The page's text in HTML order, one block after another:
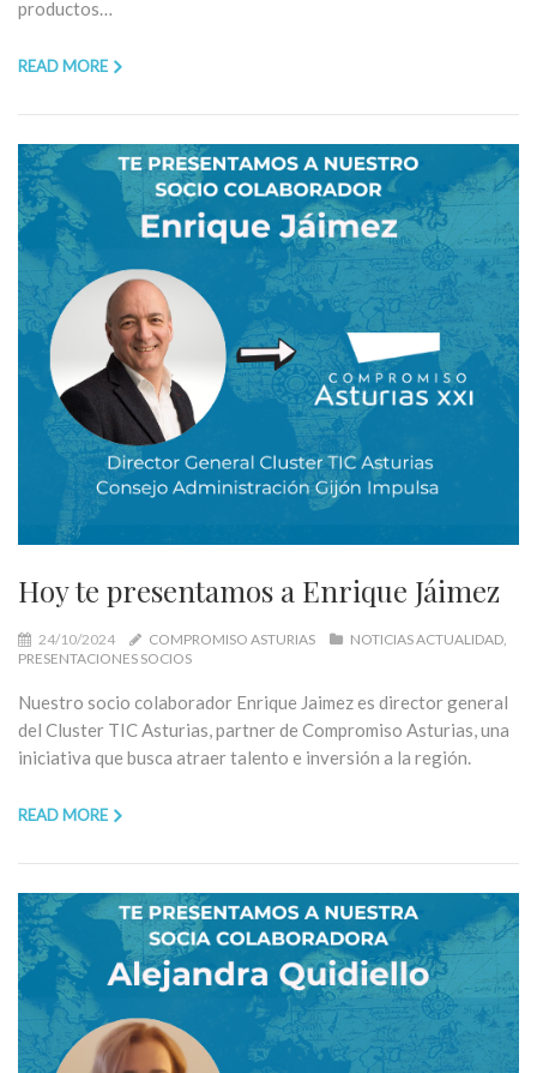
productos…
READ MORE
Hoy te presentamos a Enrique Jáimez
24/10/2024 COMPROMISO ASTURIAS
NOTICIAS ACTUALIDAD
PRESENTACIONES SOCIOS
Nuestro socio colaborador Enrique Jaimez es director general
del Cluster TIC Asturias, partner de Compromiso Asturias, una
iniciativa que busca atraer talento e inversión a la región.
READ MORE